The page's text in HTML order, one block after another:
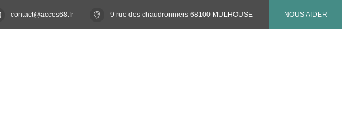
contact@acces68.fr 9 rue des chaudronniers 68100 MULHOUSE NOUS AIDER